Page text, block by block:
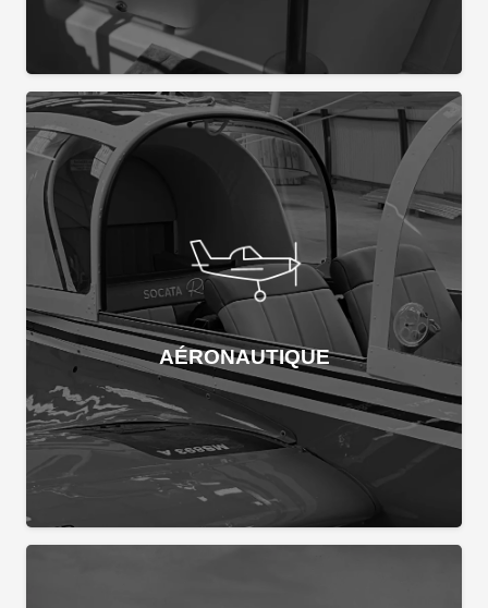
AÉRONAUTIQUE